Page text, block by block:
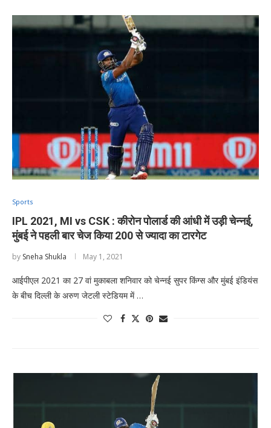
Sports
IPL 2021, MI vs CSK : कीरोन पोलार्ड की आंधी में उड़ी चेन्नई,
मुंबई ने पहली बार चेज किया 200 से ज्यादा का टारगेट
by Sneha Shukla May 1, 2021
आईपीएल 2021 का 27 वां मुकाबला शनिवार को चेन्नई सुपर किंग्स और मुंबई इंडियंस
के बीच दिल्ली के अरुण जेटली स्टेडियम में …